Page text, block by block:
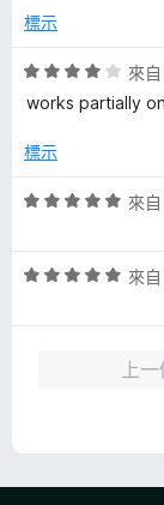
分
分
滿
分
標示
評
價
分
滿
分
來自
works partially
標示
評
分
來自
評
來自
上